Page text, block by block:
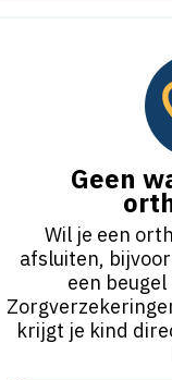
Geen
Wil je een
afsluiten,
een
krijgt je kind